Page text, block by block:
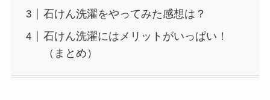
石けん洗濯をやってみた感想は？
石けん洗濯にはメリットがいっぱい！
（まとめ）